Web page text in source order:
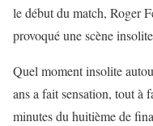
le début du match, Roger
provoqué une scène
Quel moment insolite
ans a fait sensation, tout à
minutes du huitième de